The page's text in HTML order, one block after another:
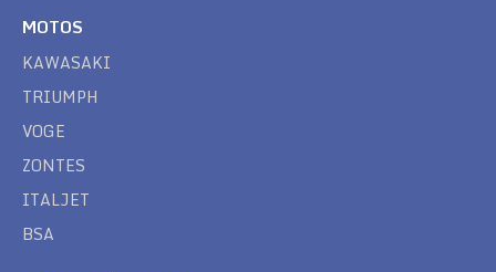
MOTOS
KAWASAKI
TRIUMPH
VOGE
ZONTES
ITALJET
BSA